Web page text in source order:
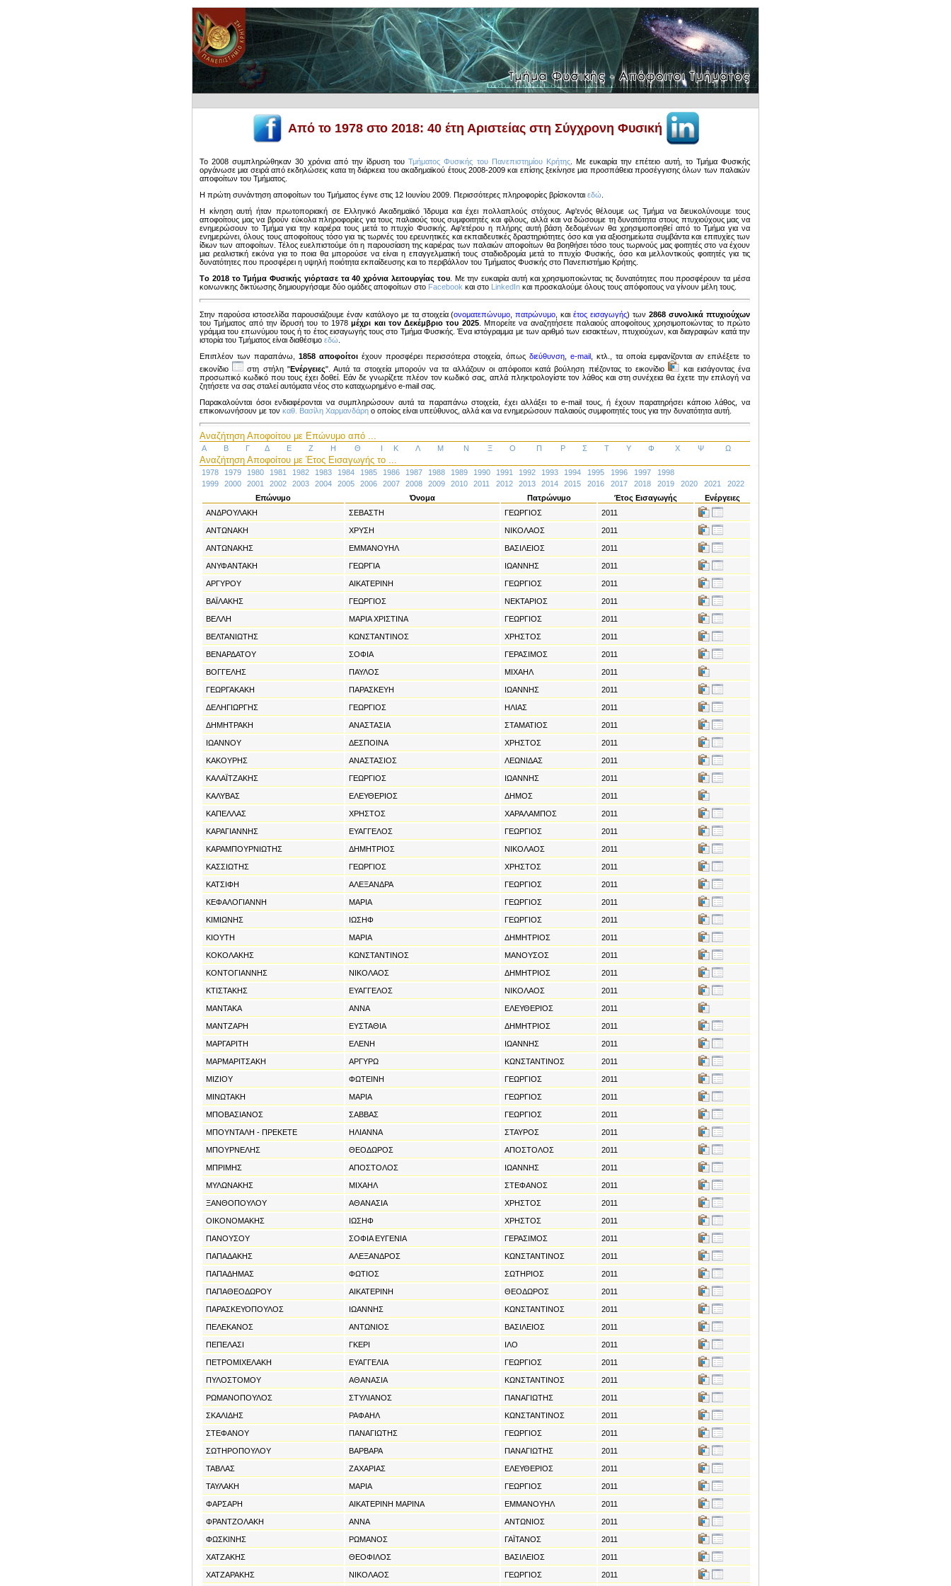
Από το 1978 στο 2018: 40 έτη Αριστείας στη Σύγχρονη Φυσική
Το 2008 συμπληρώθηκαν 30 χρόνια από την ίδρυση τουΤμήματος Φυσικής του Πανεπιστημίου Κρήτης. Με ευκαιρία την επέτειο αυτή, το Τμήμα Φυσικής
οργάνωσε μια σειρά από εκδηλώσεις κατα τη διάρκεια του ακαδημαϊκού έτους 2008-2009 και επίσης ξεκίνησε μια προσπάθεια προσέγγισης όλων των παλαιών
αποφοίτων του Τμήματος.
Η πρώτη συνάντηση αποφοίτων του Τμήματος έγινε στις 12 Ιουνίου 2009. Περισσότερες πληροφορίες βρίσκονται εδώ
Η κίνηση αυτή ήταν πρωτοποριακή σε Ελληνικό Ακαδημαϊκό Ίδρυμα και έχει πολλαπλούς στόχους. Αφ'ενός θέλουμε ως Τμήμα να διευκολύνουμε τους
αποφοίτους μας να βρούν εύκολα πληροφορίες για τους παλαιούς τους συμφοιτητές και φίλους, αλλά και να δώσουμε τη δυνατότητα στους πτυχιούχους μας να
ενημερώσουν το Τμήμα για την καριέρα τους μετά το πτυχίο Φυσικής. Αφ'ετέρου η πλήρης αυτή βάση δεδομένων θα χρησιμοποιηθεί από το Τμήμα για να
ενημερώνει, όλους τους αποφοίτους τόσο για τις τωρινές του ερευνητικές και εκπαιδευτικές δραστηριότητες όσο και για αξιοσημείωτα συμβάντα και επιτυχίες των
ίδιων των αποφοίτων. Τέλος ευελπιστούμε ότι η παρουσίαση της καριέρας των παλαιών αποφοίτων θα βοηθήσει τόσο τους τωρινούς μας φοιτητές στο να έχουν
μια ρεαλιστική εικόνα για το ποια θα μπορούσε να είναι η επαγγελματική τους σταδιοδρομία μετά το πτυχίο Φυσικής, όσο και μελλοντικούς φοιτητές για τις
δυνατότητες που προσφέρει η υψηλή ποιότητα εκπαίδευσης και το περιβάλλον του Τμήματος Φυσικής στο Πανεπιστήμιο Κρήτης.
Τo 2018 το Τμήμα Φυσικής γιόρτασε τα 40 χρόνια λειτουργίας του. Με την ευκαιρία αυτή και χρησιμοποιώντας τις δυνατότητες που προσφέρουν τα μέσα
κοινωνικης δικτύωσης δημιουργήσαμε δύο ομάδες αποφοίτων στο Facebook και στο LinkedIn και προσκαλούμε όλους τους απόφοιτους να γίνουν μέλη τους.
Στην παρούσα ιστοσελίδα παρουσιάζουμε έναν κατάλογο με τα στοιχεία (ονοματεπώνυμο ,πατρώνυμο , καιέτος εισαγωγής) των2868 συνολικά πτυχιούχων
του Τμήματος από την ίδρυσή του το 1978μέχρι και τον Δεκέμβριο του 2025. Μπορείτε να αναζητήσετε παλαιούς αποφοίτους χρησιμοποιώντας το πρώτο
γράμμα του επωνύμου τους ή το έτος εισαγωγής τους στο Τμήμα Φυσικής. Ένα ιστόγραμμα με των αριθμό των εισακτέων, πτυχιούχων, και διαγραφών κατά την
ιστορία του Τμήματος είναι διαθέσιμο εδώ
Επιπλέον των παραπάνω, 1858 αποφοίτοι έχουν προσφέρει περισσότερα στοιχεία, όπως διεύθυνση e-mail , κτλ., τα οποία εμφανίζονται αν επιλέξετε το
εικονίδιο
στη στήλη "Ενέργειες". Αυτά τα στοιχεία μπορούν να τα αλλάζουν οι απόφοιτοι κατά βούληση πιέζοντας το εικονίδιο
και εισάγοντας ένα
προσωπικό κωδικό που τους έχει δοθεί. Εάν δε γνωρίζετε πλέον τον κωδικό σας, απλά πληκτρολογίστε τον λάθος και στη συνέχεια θα έχετε την επιλογή να
ζητήσετε να σας σταλεί αυτόματα νέος στο καταχωρημένο e-mail σας.
Παρακαλούνται όσοι ενδιαφέρονται να συμπληρώσουν αυτά τα παραπάνω στοιχεία, έχει αλλάξει το e-mail τους, ή έχουν παρατηρήσει κάποιο λάθος, να
επικοινωνήσουν με τον καθ. Βασίλη Χαρμανδάρη ο οποίος είναι υπεύθυνος, αλλά και να ενημερώσουν παλαιούς συμφοιτητές τους για την δυνατότητα αυτή.
Αναζήτηση Αποφοίτου με Επώνυμο από ...
Α Β Γ Δ Ε Ζ Η Θ Ι Κ Λ Μ Ν Ξ Ο Π Ρ Σ Τ Υ Φ Χ Ψ Ω
Αναζήτηση Αποφοίτου με Έτος Εισαγωγής το ...
1978 1979 1980 1981 1982 1983 1984 1985 1986 1987 1988 1989 1990 1991 1992 1993 1994 1995 1996 1997
1998
1999
2000 2001 2002 2003 2004 2005 2006 2007 2008 2009 2010 2011 2012 2013 2014 2015 2016 2017 2018 2019 2020 2021
2022
Επώνυμο
Όνομα Πατρώνυμο Έτος Εισαγωγής
Ενέργειες
ΑΝΔΡΟΥΛΑΚΗ
ΣΕΒΑΣΤΗ ΓΕΩΡΓΙΟΣ 2011
ΑΝΤΩΝΑΚΗ ΧΡΥΣΗ ΝΙΚΟΛΑΟΣ 2011
ΑΝΤΩΝΑΚΗΣ ΕΜΜΑΝΟΥΗΛ ΒΑΣΙΛΕΙΟΣ 2011
ΑΝΥΦΑΝΤΑΚΗ ΓΕΩΡΓΙΑ ΙΩΑΝΝΗΣ 2011
ΑΡΓΥΡΟΥ ΑΙΚΑΤΕΡΙΝΗ ΓΕΩΡΓΙΟΣ 2011
ΒΑΪΛΑΚΗΣ ΓΕΩΡΓΙΟΣ ΝΕΚΤΑΡΙΟΣ 2011
ΒΕΛΛΗ ΜΑΡΙΑ ΧΡΙΣΤΙΝΑ ΓΕΩΡΓΙΟΣ 2011
ΒΕΛΤΑΝΙΩΤΗΣ ΚΩΝΣΤΑΝΤΙΝΟΣ ΧΡΗΣΤΟΣ 2011
ΒΕΝΑΡΔΑΤΟΥ ΣΟΦΙΑ ΓΕΡΑΣΙΜΟΣ 2011
ΒΟΓΓΕΛΗΣ ΠΑΥΛΟΣ ΜΙΧΑΗΛ 2011
ΓΕΩΡΓΑΚΑΚΗ ΠΑΡΑΣΚΕΥΗ ΙΩΑΝΝΗΣ 2011
ΔΕΛΗΓΙΩΡΓΗΣ ΓΕΩΡΓΙΟΣ ΗΛΙΑΣ 2011
ΔΗΜΗΤΡΑΚΗ ΑΝΑΣΤΑΣΙΑ ΣΤΑΜΑΤΙΟΣ 2011
ΙΩΑΝΝΟΥ ΔΕΣΠΟΙΝΑ ΧΡΗΣΤΟΣ 2011
ΚΑΚΟΥΡΗΣ ΑΝΑΣΤΑΣΙΟΣ ΛΕΩΝΙΔΑΣ 2011
ΚΑΛΑΪΤΖΑΚΗΣ ΓΕΩΡΓΙΟΣ ΙΩΑΝΝΗΣ 2011
ΚΑΛΥΒΑΣ ΕΛΕΥΘΕΡΙΟΣ ΔΗΜΟΣ 2011
ΚΑΠΕΛΛΑΣ ΧΡΗΣΤΟΣ ΧΑΡΑΛΑΜΠΟΣ 2011
ΚΑΡΑΓΙΑΝΝΗΣ ΕΥΑΓΓΕΛΟΣ ΓΕΩΡΓΙΟΣ 2011
ΚΑΡΑΜΠΟΥΡΝΙΩΤΗΣ ΔΗΜΗΤΡΙΟΣ ΝΙΚΟΛΑΟΣ 2011
ΚΑΣΣΙΩΤΗΣ ΓΕΩΡΓΙΟΣ ΧΡΗΣΤΟΣ 2011
ΚΑΤΣΙΦΗ ΑΛΕΞΑΝΔΡΑ ΓΕΩΡΓΙΟΣ 2011
ΚΕΦΑΛΟΓΙΑΝΝΗ ΜΑΡΙΑ ΓΕΩΡΓΙΟΣ 2011
ΚΙΜΙΩΝΗΣ ΙΩΣΗΦ ΓΕΩΡΓΙΟΣ 2011
ΚΙΟΥΤΗ ΜΑΡΙΑ ΔΗΜΗΤΡΙΟΣ 2011
ΚΟΚΟΛΑΚΗΣ ΚΩΝΣΤΑΝΤΙΝΟΣ ΜΑΝΟΥΣΟΣ 2011
ΚΟΝΤΟΓΙΑΝΝΗΣ ΝΙΚΟΛΑΟΣ ΔΗΜΗΤΡΙΟΣ 2011
ΚΤΙΣΤΑΚΗΣ ΕΥΑΓΓΕΛΟΣ ΝΙΚΟΛΑΟΣ 2011
ΜΑΝΤΑΚΑ ΑΝΝΑ ΕΛΕΥΘΕΡΙΟΣ 2011
ΜΑΝΤΖΑΡΗ ΕΥΣΤΑΘΙΑ ΔΗΜΗΤΡΙΟΣ 2011
ΜΑΡΓΑΡΙΤΗ ΕΛΕΝΗ ΙΩΑΝΝΗΣ 2011
ΜΑΡΜΑΡΙΤΣΑΚΗ ΑΡΓΥΡΩ ΚΩΝΣΤΑΝΤΙΝΟΣ 2011
ΜΙΖΙΟΥ ΦΩΤΕΙΝΗ ΓΕΩΡΓΙΟΣ 2011
ΜΙΝΩΤΑΚΗ ΜΑΡΙΑ ΓΕΩΡΓΙΟΣ 2011
ΜΠΟΒΑΣΙΑΝΟΣ ΣΑΒΒΑΣ ΓΕΩΡΓΙΟΣ 2011
ΜΠΟΥΝΤΑΛΗ - ΠΡΕΚΕΤΕ ΗΛΙΑΝΝΑ ΣΤΑΥΡΟΣ 2011
ΜΠΟΥΡΝΕΛΗΣ ΘΕΟΔΩΡΟΣ ΑΠΟΣΤΟΛΟΣ 2011
ΜΠΡΙΜΗΣ ΑΠΟΣΤΟΛΟΣ ΙΩΑΝΝΗΣ 2011
ΜΥΛΩΝΑΚΗΣ ΜΙΧΑΗΛ ΣΤΕΦΑΝΟΣ 2011
ΞΑΝΘΟΠΟΥΛΟΥ ΑΘΑΝΑΣΙΑ ΧΡΗΣΤΟΣ 2011
ΟΙΚΟΝΟΜΑΚΗΣ ΙΩΣΗΦ ΧΡΗΣΤΟΣ 2011
ΠΑΝΟΥΣΟΥ ΣΟΦΙΑ ΕΥΓΕΝΙΑ ΓΕΡΑΣΙΜΟΣ 2011
ΠΑΠΑΔΑΚΗΣ ΑΛΕΞΑΝΔΡΟΣ ΚΩΝΣΤΑΝΤΙΝΟΣ 2011
ΠΑΠΑΔΗΜΑΣ ΦΩΤΙΟΣ ΣΩΤΗΡΙΟΣ 2011
ΠΑΠΑΘΕΟΔΩΡΟΥ ΑΙΚΑΤΕΡΙΝΗ ΘΕΟΔΩΡΟΣ 2011
ΠΑΡΑΣΚΕΥΟΠΟΥΛΟΣ ΙΩΑΝΝΗΣ ΚΩΝΣΤΑΝΤΙΝΟΣ 2011
ΠΕΛΕΚΑΝΟΣ ΑΝΤΩΝΙΟΣ ΒΑΣΙΛΕΙΟΣ 2011
ΠΕΠΕΛΑΣΙ ΓΚΕΡΙ ΙΛΟ 2011
ΠΕΤΡΟΜΙΧΕΛΑΚΗ ΕΥΑΓΓΕΛΙΑ ΓΕΩΡΓΙΟΣ 2011
ΠΥΛΟΣΤΟΜΟΥ ΑΘΑΝΑΣΙΑ ΚΩΝΣΤΑΝΤΙΝΟΣ 2011
ΡΩΜΑΝΟΠΟΥΛΟΣ ΣΤΥΛΙΑΝΟΣ ΠΑΝΑΓΙΩΤΗΣ 2011
ΣΚΑΛΙΔΗΣ ΡΑΦΑΗΛ ΚΩΝΣΤΑΝΤΙΝΟΣ 2011
ΣΤΕΦΑΝΟΥ ΠΑΝΑΓΙΩΤΗΣ ΓΕΩΡΓΙΟΣ 2011
ΣΩΤΗΡΟΠΟΥΛΟΥ ΒΑΡΒΑΡΑ ΠΑΝΑΓΙΩΤΗΣ 2011
ΤΑΒΛΑΣ ΖΑΧΑΡΙΑΣ ΕΛΕΥΘΕΡΙΟΣ 2011
ΤΑΥΛΑΚΗ ΜΑΡΙΑ ΓΕΩΡΓΙΟΣ 2011
ΦΑΡΣΑΡΗ ΑΙΚΑΤΕΡΙΝΗ ΜΑΡΙΝΑ ΕΜΜΑΝΟΥΗΛ 2011
ΦΡΑΝΤΖΟΛΑΚΗ ΑΝΝΑ ΑΝΤΩΝΙΟΣ 2011
ΦΩΣΚΙΝΗΣ ΡΩΜΑΝΟΣ ΓΑΪΤΑΝΟΣ 2011
ΧΑΤΖΑΚΗΣ ΘΕΟΦΙΛΟΣ ΒΑΣΙΛΕΙΟΣ 2011
ΧΑΤΖΑΡΑΚΗΣ ΝΙΚΟΛΑΟΣ ΓΕΩΡΓΙΟΣ 2011